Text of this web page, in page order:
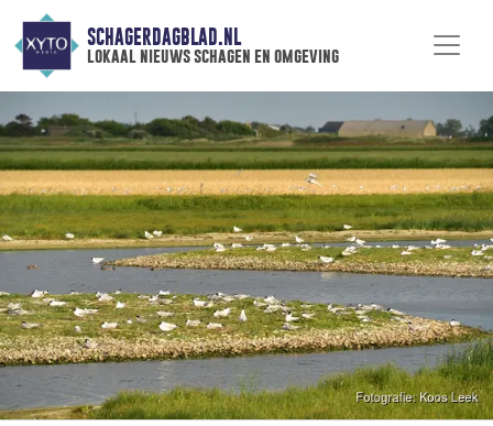
SCHAGERDAGBLAD.NL
lokaal nieuws schagen en omgeving